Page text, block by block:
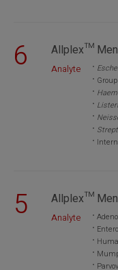
6 Allplex™
Analyte
5 Allplex™
Analyte